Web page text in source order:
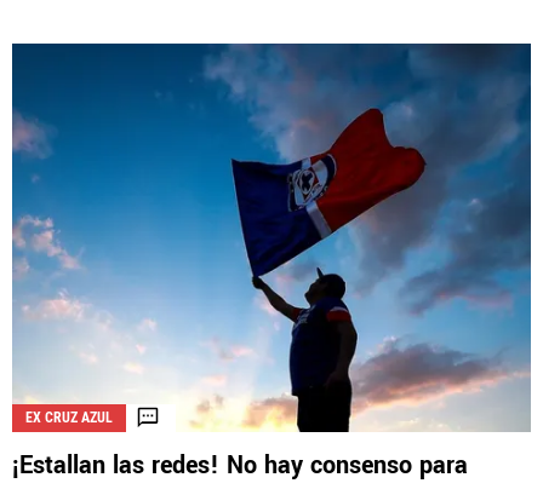
EX CRUZ AZUL
¡Estallan las redes! No hay consenso para